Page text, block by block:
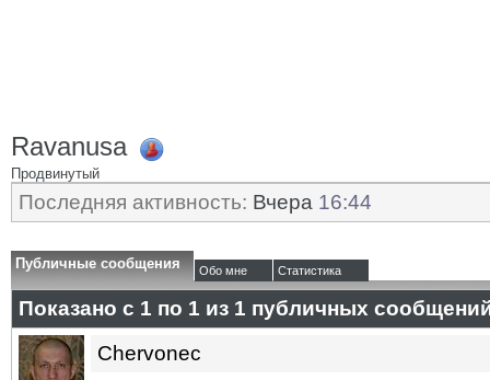
Ravanusa
Продвинутый
Последняя активность: Вчера 16:44
Публичные сообщения Обо мне Статистика
Показано с 1 по 1 из 1 публичных
Chervonec